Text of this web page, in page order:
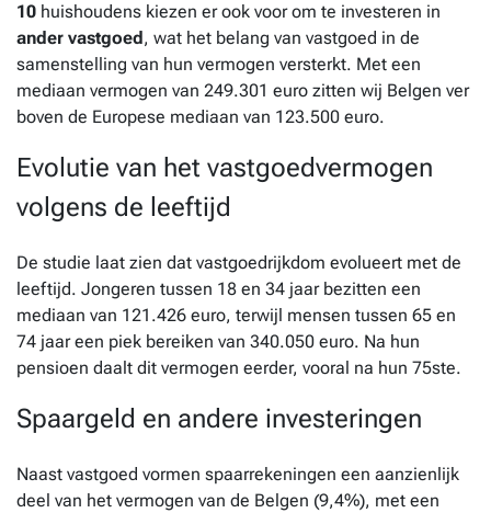
10 huishoudens kiezen er ook voor om te investeren in
ander vastgoed , wat het belang van vastgoed in de
samenstelling van hun vermogen versterkt. Met een
mediaan vermogen van 249.301 euro zitten wij Belgen ver
boven de Europese mediaan van 123.500 euro.
Evolutie van het vastgoedvermogen
volgens de leeftijd
De studie laat zien dat vastgoedrijkdom evolueert met de
leeftijd. Jongeren tussen 18 en 34 jaar bezitten een
mediaan van 121.426 euro, terwijl mensen tussen 65 en
74 jaar een piek bereiken van 340.050 euro. Na hun
pensioen daalt dit vermogen eerder, vooral na hun 75ste.
Spaargeld en andere investeringen
Naast vastgoed vormen spaarrekeningen een aanzienlijk
deel van het vermogen van de Belgen (9,4%), met een